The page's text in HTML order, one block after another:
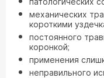
механических
короткими
постоянного
коронкой;
применения
неправильного